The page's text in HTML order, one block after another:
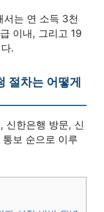
서는 연 소득 3천
이내, 그리고 19
.
절차는 어떻게
신한은행 방문, 신
보 순으로 이루